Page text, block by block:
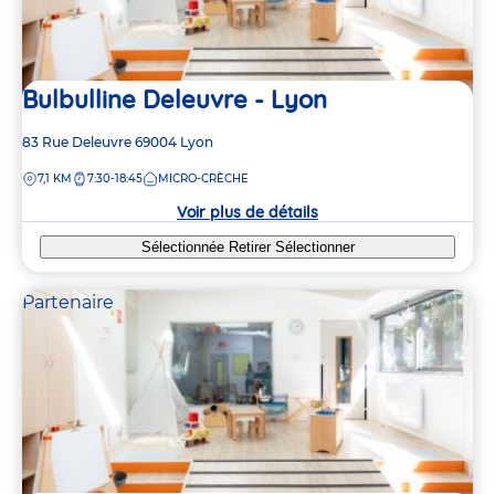
Bulbulline Deleuvre - Lyon
Adresse
la
83 Rue Deleuvre 69004 Lyon
DISTANCE
7,1 KM 7:30-18:45 MICRO-CRÈCHE
Voir plus de détails
Sélectionnée Retirer Sélectionner
Partenaire